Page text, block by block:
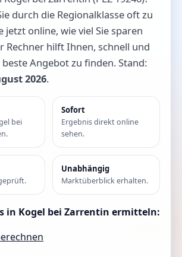
durch die Regionalklasse oft zu
jetzt online, wie viel Sie sparen
Rechner hilft Ihnen, schnell und
Angebot zu finden. Stand:
2026.
bei
Sofort
Ergebnis direkt online
sehen.
Unabhängig
Marktüberblick erhalten.
in Kogel bei Zarrentin ermitteln: